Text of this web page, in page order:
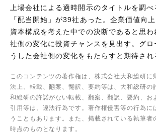
上場会社による適時開示のタイトルを調べ
「配当開始」が39社あった。企業価値向
資本構成を考えた中での決断であると思
社側の変化に投資チャンスを見出す。グロ
うした会社側の変化をもたらすと期待され
このコンテンツの著作権は、株式会社大和総研に
法上、転載、翻案、翻訳、要約等は、大和総研の
和総研の許諾がない転載、翻案、翻訳、要約、お
引用等は、違法行為です。著作権侵害等の行為に
うこともあります。また、掲載されている執筆者
時点のものとなります。